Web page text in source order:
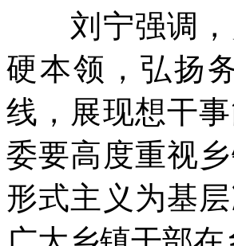
刘宁强调，
硬本领，弘扬
线，展现想干
委要高度重视
形式主义为基